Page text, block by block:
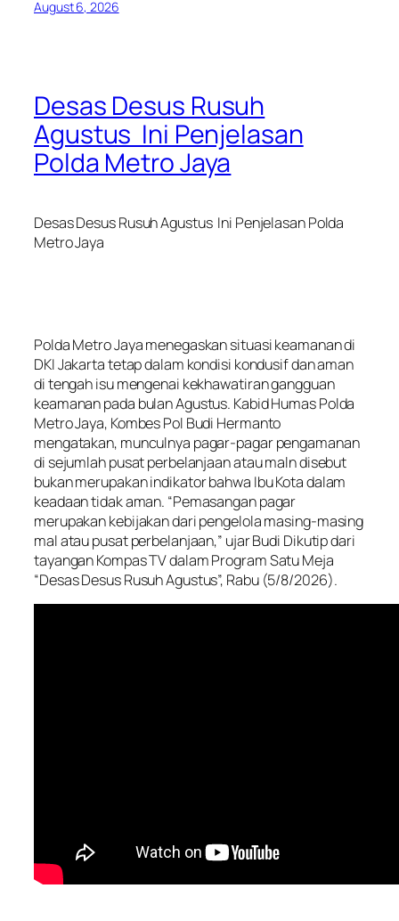
August 6, 2026
Desas Desus Rusuh
Agustus Ini Penjelasan
Polda Metro Jaya
Desas Desus Rusuh Agustus Ini Penjelasan Polda
Metro Jaya
Polda Metro Jaya menegaskan situasi keamanan di
DKI Jakarta tetap dalam kondisi kondusif dan aman
di tengah isu mengenai kekhawatiran gangguan
keamanan pada bulan Agustus. Kabid Humas Polda
Metro Jaya, Kombes Pol Budi Hermanto
mengatakan, munculnya pagar-pagar pengamanan
di sejumlah pusat perbelanjaan atau maln disebut
bukan merupakan indikator bahwa Ibu Kota dalam
keadaan tidak aman. “Pemasangan pagar
merupakan kebijakan dari pengelola masing-masing
mal atau pusat perbelanjaan,” ujar Budi Dikutip dari
tayangan Kompas TV dalam Program Satu Meja
“Desas Desus Rusuh Agustus”, Rabu (5/8/2026).